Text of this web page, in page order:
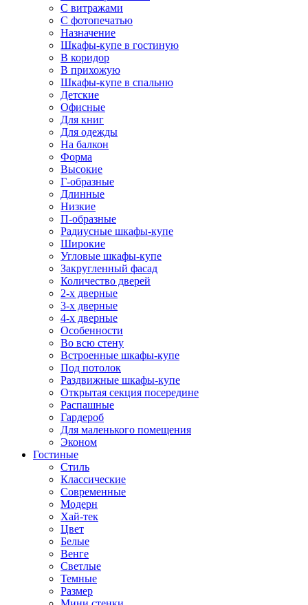
С витражами
С фотопечатью
Назначение
Шкафы-купе в гостиную
В коридор
В прихожую
Шкафы-купе в спальню
Детские
Офисные
Для книг
Для одежды
На балкон
Форма
Высокие
Г-образные
Длинные
Низкие
П-образные
Радиусные шкафы-купе
Широкие
Угловые шкафы-купе
Закругленный фасад
Количество дверей
2-х дверные
3-х дверные
4-х дверные
Особенности
Во всю стену
Встроенные шкафы-купе
Под потолок
Раздвижные шкафы-купе
Открытая секция посередине
Распашные
Гардероб
Для маленького помещения
Эконом
Гостиные
Стиль
Классические
Современные
Модерн
Хай-тек
Цвет
Белые
Венге
Светлые
Темные
Размер